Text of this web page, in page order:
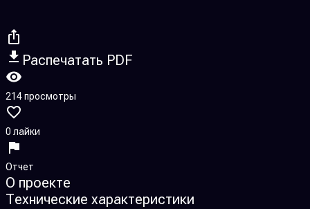
Распечатать PDF
214 просмотры
0 лайки
Отчет
О проекте
Технические характеристики